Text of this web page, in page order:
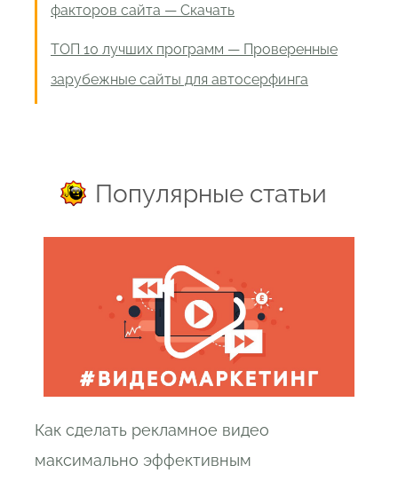
факторов сайта — Скачать
ТОП 10 лучших программ — Проверенные
зарубежные сайты для автосерфинга
Популярные статьи
Как сделать рекламное видео
максимально эффективным